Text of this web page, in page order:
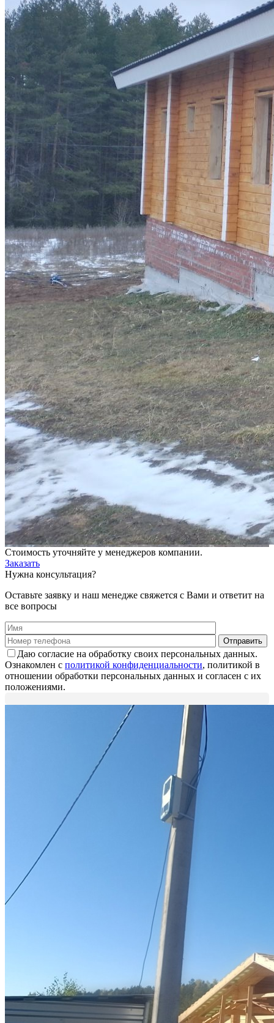
Стоимость уточняйте у менеджеров компании.
Заказать
Нужна консультация?
Оставьте заявку и наш менедже свяжется с Вами и ответит на
все вопросы
Даю согласие на обработку своих персональных данных.
Ознакомлен с политикой конфиденциальности, политикой в
отношении обработки персональных данных и согласен с их
положениями.